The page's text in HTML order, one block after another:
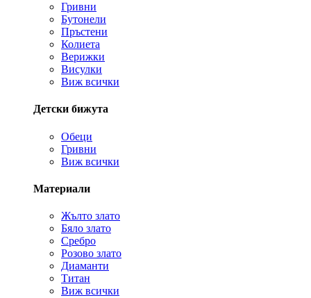
Гривни
Бутонели
Пръстени
Колиета
Верижки
Висулки
Виж всички
Детски бижута
Обеци
Гривни
Виж всички
Материали
Жълто злато
Бяло злато
Сребро
Розово злато
Диаманти
Титан
Виж всички